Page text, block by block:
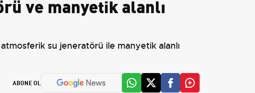
ve manyetik alanlı
su jeneratörü ile manyetik alanlı
ABONE OL